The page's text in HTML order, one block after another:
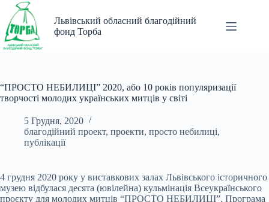
Перейти
вмісту
Львівський обласний благодійний
фонд Торба
“ПРОСТО НЕБИЛИЦІ” 2020, або 10 років популяризації
творчості молодих українських митців у світі
5 Грудня, 2020
благодійний проект, проекти, просто небилиці,
публікації
4 грудня 2020 року у виставкових залах Львівського історичного
музею відбулася десята (ювілейна) кульмінація Всеукраїнського
проєкту для молодих митців “ПРОСТО НЕБИЛИЦІ”. Програма